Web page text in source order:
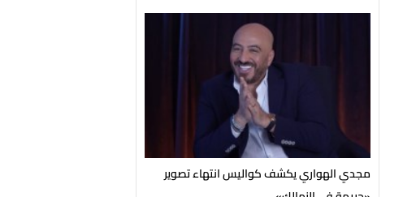
مجدي الهواري يكشف كواليس انتهاء تصوير